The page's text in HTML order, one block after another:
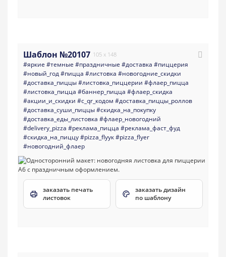
Шаблон №20107 105 x 148
#яркие #темные #праздничные #доставка #пиццерия
#новый_год#пицца #листовка #новогодние_скидки
#доставка_пиццы#листовка_пиццерии #флаер_пицца
#листовка_пицца #баннер_пицца #флаер_скидка
#акции_и_скидки #с_qr_кодом #доставка_пиццы_роллов
#доставка_суши_пиццы#скидка_на_покупку
#доставка_еды_листовка #флаер_новогодний
#delivery_pizza #реклама_пицца #реклама_фаст_фуд
#скидка_на_пиццу#pizza_flyук#pizza_flyer
#новогодний_флаер
заказать печать
листовок
заказать дизайн
по шаблону